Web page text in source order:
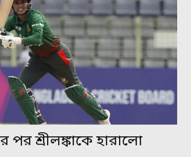
শ্রীলঙ্কাকে হারালো